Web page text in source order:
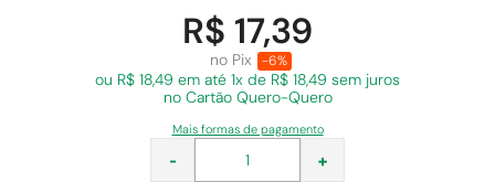
R$ 17,39
no Pix -6%
ou R$ 18,49 em até 1x de R$ 18,49 sem juros
no Cartão Quero-Quero
Mais formas de pagamento
+
-